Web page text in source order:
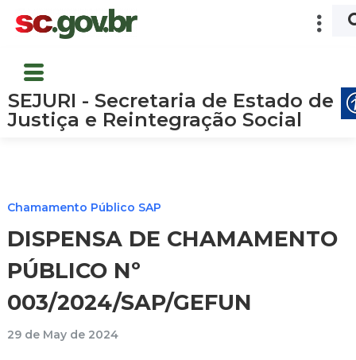
SEJURI - Secretaria de Estado de
Justiça e Reintegração Social
Chamamento Público SAP
DISPENSA DE CHAMAMENTO
PÚBLICO Nº
003/2024/SAP/GEFUN
29 de May de 2024